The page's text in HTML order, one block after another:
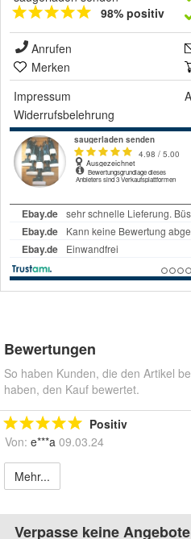
98% positiv
Anrufen
Merken
Impressum
Widerrufsbelehrung
Bewertungen
So haben Kunden, die den Artikel
haben, den Kauf bewertet.
Positiv
Von: e***a 09.03.24
Mehr...
Verpasse keine